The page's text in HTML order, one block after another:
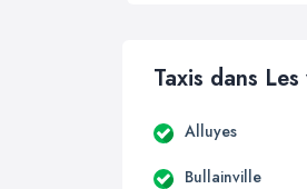
Taxis dans
Alluyes
Bullainville